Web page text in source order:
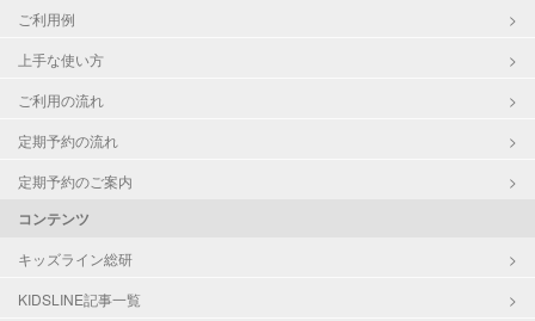
ご利用例
上手な使い方
ご利用の流れ
定期予約の流れ
定期予約のご案内
コンテンツ
キッズライン総研
KIDSLINE記事一覧